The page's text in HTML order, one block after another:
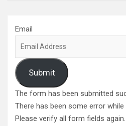
Email
Submit
The form has been submitted
There has been some error
Please verify all form fields again.